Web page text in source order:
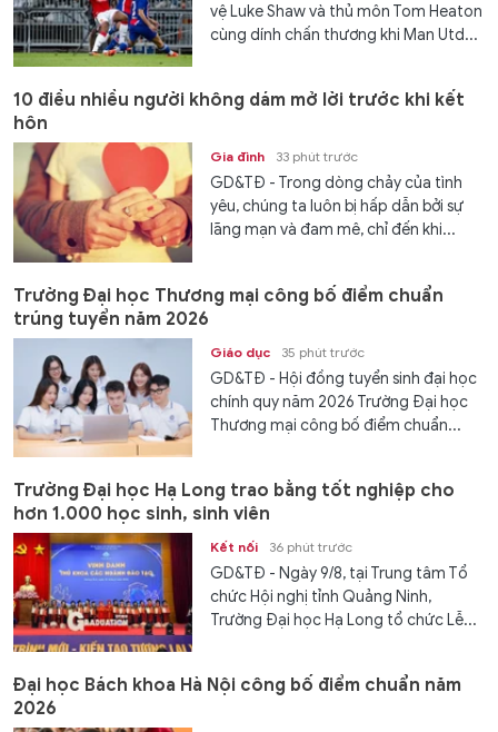
vệ Luke Shaw và thủ môn Tom Heaton
cùng dính chấn thương khi Man Utd...
10 điều nhiều người không dám mở lời trước khi kết
hôn
Gia đình 33 phút trước
GD&TĐ - Trong dòng chảy của tình
yêu, chúng ta luôn bị hấp dẫn bởi sự
lãng mạn và đam mê, chỉ đến khi...
Trường Đại học Thương mại công bố điểm chuẩn
trúng tuyển năm 2026
Giáo dục 35 phút trước
GD&TĐ - Hội đồng tuyển sinh đại học
chính quy năm 2026 Trường Đại học
Thương mại công bố điểm chuẩn...
Trường Đại học Hạ Long trao bằng tốt nghiệp cho
hơn 1.000 học sinh, sinh viên
Kết nối 36 phút trước
GD&TĐ - Ngày 9/8, tại Trung tâm Tổ
chức Hội nghị tỉnh Quảng Ninh,
Trường Đại học Hạ Long tổ chức Lễ...
Đại học Bách khoa Hà Nội công bố điểm chuẩn năm
2026